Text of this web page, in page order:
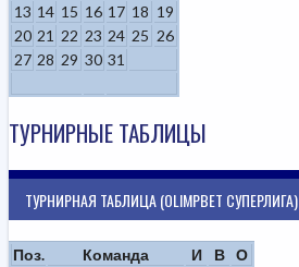
13 14 15 16 17 18 19
20 21 22 23 24 25 26
27 28 29 30 31
ТУРНИРНЫЕ ТАБЛИЦЫ
ТУРНИРНАЯ ТАБЛИЦА (OLIMPBET СУПЕРЛИГА)
Поз. Команда И В
О